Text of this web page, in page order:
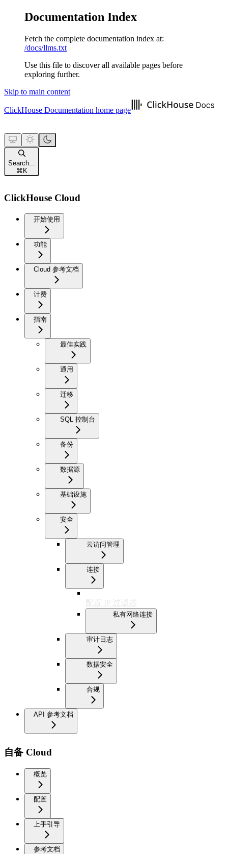
Documentation Index
Fetch the complete documentation index at:
/docs/llms.txt
Use this file to discover all available pages before
exploring further.
Skip to main content
ClickHouse Documentation home page
Search...
⌘ K
ClickHouse Cloud
开始使用
功能
Cloud 参考文档
计费
指南
最佳实践
通用
迁移
SQL 控制台
备份
数据源
基础设施
安全
云访问管理
连接
配置 IP 过滤器
私有网络连接
审计日志
数据安全
合规
API 参考文档
自备 Cloud
概览
配置
上手引导
参考文档